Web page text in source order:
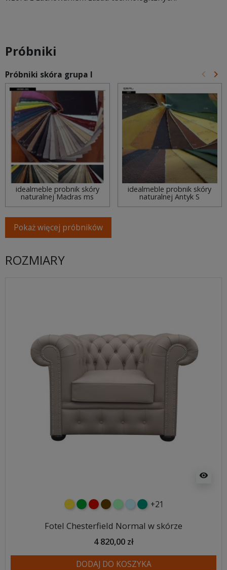
Próbniki
Próbniki skóra grupa I keyboard_arrow_left keyboard_arrow_right
idealmeble probnik skóry
naturalnej Madras ms
idealmeble probnik skóry
naturalnej Antyk S
Pokaż więcej próbników
ROZMIARY
visibility
żółtyzielonyczerwony
czekoladowy
miętowybłękitny
turkusowy
+21
Fotel Chesterfield Normal w skórze
4 820,00 zł
DODAJ DO KOSZYKA